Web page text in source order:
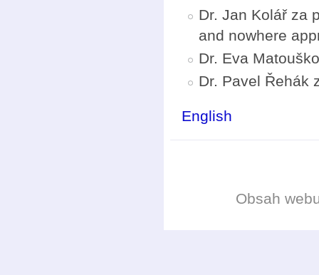
Dr. Jan Kolář za
and nowhere
Dr. Eva
Dr. Pavel Řehák
English
Obsah